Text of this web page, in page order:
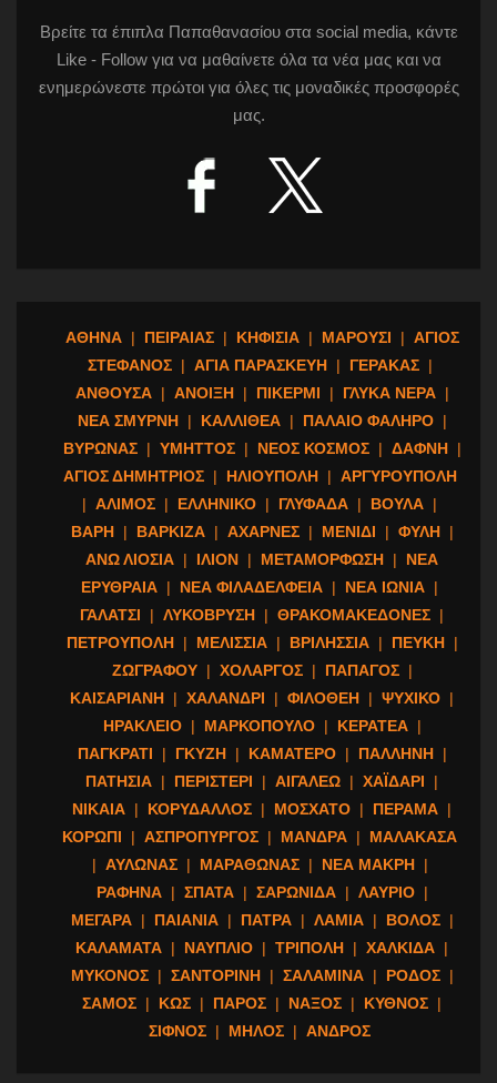
Βρείτε τα έπιπλα Παπαθανασίου στα social media, κάντε
Like - Follow για να μαθαίνετε όλα τα νέα μας και να
ενημερώνεστε πρώτοι για όλες τις μοναδικές προσφορές
μας.
ΑΘΗΝΑ | ΠΕΙΡΑΙΑΣ | ΚΗΦΙΣΙΑ | ΜΑΡΟΥΣΙ | ΑΓΙΟΣ
ΣΤΕΦΑΝΟΣ | ΑΓΙΑ ΠΑΡΑΣΚΕΥΗ | ΓΕΡΑΚΑΣ |
ΑΝΘΟΥΣΑ | ΑΝΟΙΞΗ | ΠΙΚΕΡΜΙ | ΓΛΥΚΑ ΝΕΡΑ |
ΝΕΑ ΣΜΥΡΝΗ | ΚΑΛΛΙΘΕΑ | ΠΑΛΑΙΟ ΦΑΛΗΡΟ |
ΒΥΡΩΝΑΣ | ΥΜΗΤΤΟΣ | ΝΕΟΣ ΚΟΣΜΟΣ | ΔΑΦΝΗ |
ΑΓΙΟΣ ΔΗΜΗΤΡΙΟΣ | ΗΛΙΟΥΠΟΛΗ | ΑΡΓΥΡΟΥΠΟΛΗ
| ΑΛΙΜΟΣ | ΕΛΛΗΝΙΚΟ | ΓΛΥΦΑΔΑ | ΒΟΥΛΑ |
ΒΑΡΗ | ΒΑΡΚΙΖΑ | ΑΧΑΡΝΕΣ | ΜΕΝΙΔΙ | ΦΥΛΗ |
ΑΝΩ ΛΙΟΣΙΑ | ΙΛΙΟΝ | ΜΕΤΑΜΟΡΦΩΣΗ |
ΝΕΑ
ΕΡΥΘΡΑΙΑ | ΝΕΑ ΦΙΛΑΔΕΛΦΕΙΑ | ΝΕΑ ΙΩΝΙΑ |
ΓΑΛΑΤΣΙ
| ΛΥΚΟΒΡΥΣΗ | ΘΡΑΚΟΜΑΚΕΔΟΝΕΣ |
ΠΕΤΡΟΥΠΟΛΗ | ΜΕΛΙΣΣΙΑ | ΒΡΙΛΗΣΣΙΑ | ΠΕΥΚΗ |
ΖΩΓΡΑΦΟΥ | ΧΟΛΑΡΓΟΣ | ΠΑΠΑΓΟΣ |
ΚΑΙΣΑΡΙΑΝΗ | ΧΑΛΑΝΔΡΙ | ΦΙΛΟΘΕΗ | ΨΥΧΙΚΟ |
ΗΡΑΚΛΕΙΟ | ΜΑΡΚΟΠΟΥΛΟ | ΚΕΡΑΤΕΑ |
ΠΑΓΚΡΑΤΙ
| ΓΚΥΖΗ | ΚΑΜΑΤΕΡΟ | ΠΑΛΛΗΝΗ |
ΠΑΤΗΣΙΑ | ΠΕΡΙΣΤΕΡΙ | ΑΙΓΑΛΕΩ | ΧΑΪΔΑΡΙ
|
ΝΙΚΑΙΑ | ΚΟΡΥΔΑΛΛΟΣ | ΜΟΣΧΑΤΟ | ΠΕΡΑΜΑ |
ΚΟΡΩΠΙ
| ΑΣΠΡΟΠΥΡΓΟΣ | ΜΑΝΔΡΑ |
ΜΑΛΑΚΑΣΑ
| ΑΥΛΩΝΑΣ | ΜΑΡΑΘΩΝΑΣ | ΝΕΑ ΜΑΚΡΗ |
ΡΑΦΗΝΑ | ΣΠΑΤΑ | ΣΑΡΩΝΙΔΑ | ΛΑΥΡΙΟ |
ΜΕΓΑΡΑ | ΠΑΙΑΝΙΑ | ΠΑΤΡΑ | ΛΑΜΙΑ | ΒΟΛΟΣ |
ΚΑΛΑΜΑΤΑ | ΝΑΥΠΛΙΟ | ΤΡΙΠΟΛΗ | ΧΑΛΚΙΔΑ |
ΜΥΚΟΝΟΣ | ΣΑΝΤΟΡΙΝΗ | ΣΑΛΑΜΙΝΑ | ΡΟΔΟΣ |
ΣΑΜΟΣ | ΚΩΣ | ΠΑΡΟΣ | ΝΑΞΟΣ | ΚΥΘΝΟΣ |
ΣΙΦΝΟΣ | ΜΗΛΟΣ | ΑΝΔΡΟΣ